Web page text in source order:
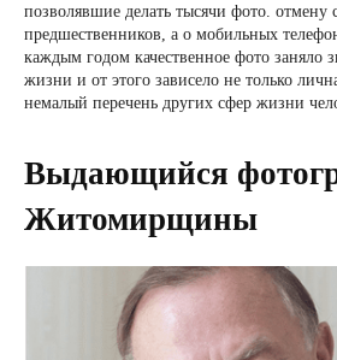
позволявшие делать тысячи фото. отмену
предшественников, а о мобильных
каждым годом качественное фото заняло
жизни и от этого зависело не только
немалый перечень других сфер жизни
Выдающийся
Житомирщины